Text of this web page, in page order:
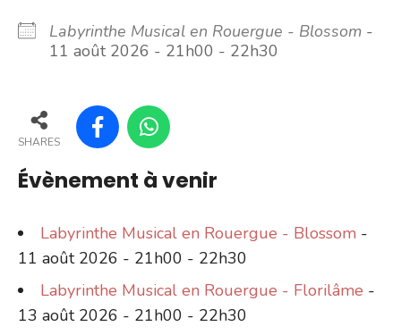
Labyrinthe Musical en Rouergue - Blossom -
11 août 2026 - 21h00 - 22h30
SHARES
Évènement à venir
Labyrinthe Musical en Rouergue - Blossom -
11 août 2026 - 21h00 - 22h30
Labyrinthe Musical en Rouergue - Florilâme -
13 août 2026 - 21h00 - 22h30